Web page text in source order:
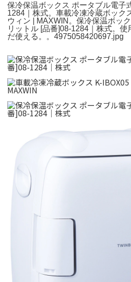
保冷保温ボックス ポータブル電子
1284｜株式。車載冷凍冷蔵ボック
ウィン | MAXWIN。保冷保温ボッ
リットル [品番]08-1284｜株式。使
だ使える。。4975058420697.jpg